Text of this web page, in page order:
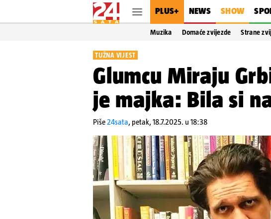
PLUS+ NEWS SHOW
Muzika Domaće zvijezde Strane
TUŽNA VIJEST
Glumcu Miraju
je majka: Bila si
Piše24sata, petak, 18.7.2025. u 18:38